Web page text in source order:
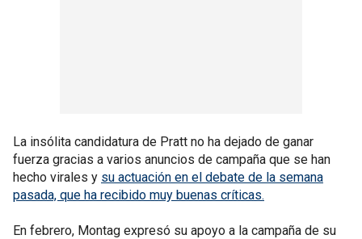
La insólita candidatura de Pratt no ha dejado de ganar
fuerza gracias a varios anuncios de campaña que se han
hecho virales y su actuación en el debate de la semana
pasada, que ha recibido muy buenas críticas.
En febrero, Montag expresó su apoyo a la campaña de su